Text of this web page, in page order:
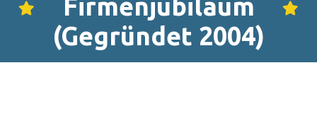
Firmenjubiläum
(Gegründet 2004)